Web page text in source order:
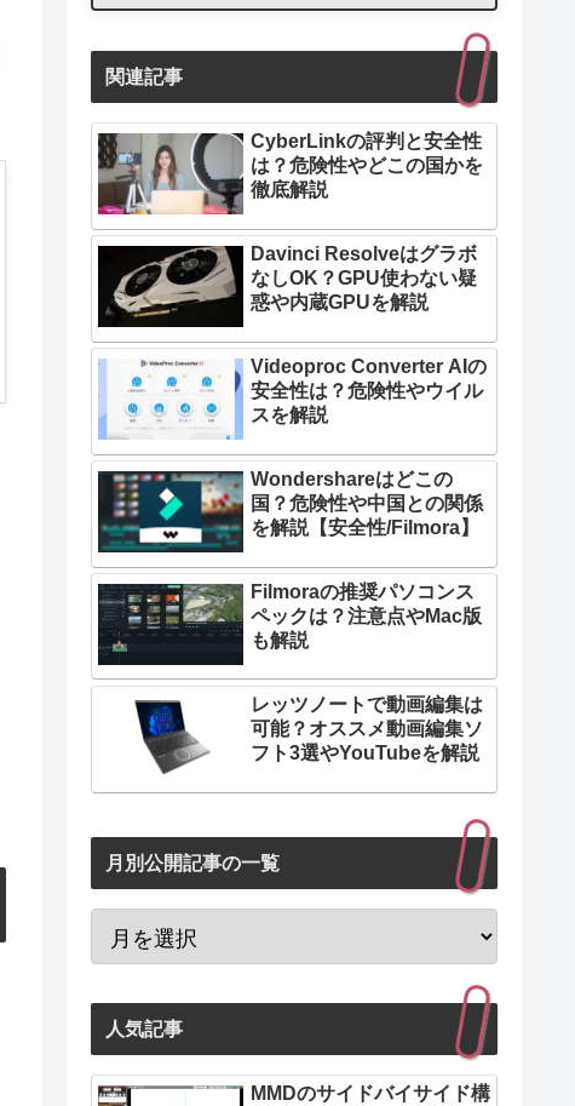
関連記事
CyberLinkの評判と安全性
は？危険性やどこの国かを
徹底解説
Davinci Resolveはグラボ
なしOK？GPU使わない疑
惑や内蔵GPUを解説
Videoproc Converter AIの
安全性は？危険性やウイル
スを解説
Wondershareはどこの
国？危険性や中国との関係
を解説【安全性/Filmora】
Filmoraの推奨パソコンス
ペックは？注意点やMac版
も解説
レッツノートで動画編集は
可能？オススメ動画編集ソ
フト3選やYouTubeを解説
月別公開記事の一覧
人気記事
MMDのサイドバイサイド構